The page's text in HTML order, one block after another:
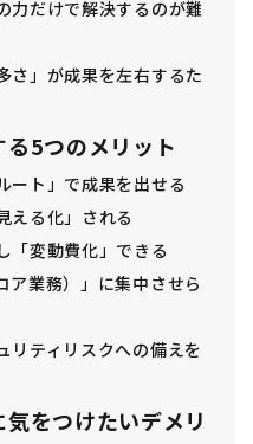
力だけで解決するのが難
さ」が成果を左右するた
5つのメリット
ート」で成果を出せる
える化」される
「変動費化」できる
ア業務）」に集中させら
リティリスクへの備えを
をつけたいデメリ